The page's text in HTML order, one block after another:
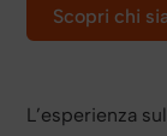
Scopri chi
L’esperienza